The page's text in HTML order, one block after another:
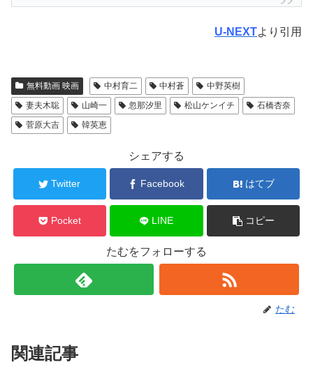
U-NEXTより引用
無料動画 映画 中村育二 中村蒼
中野英樹
妻夫木聡
山崎一 忽那汐里 松山ケンイチ
石橋杏奈
菅原大吉
韓英恵
シェアする
Twitter Facebook はてブ
Pocket LINE コピー
たむをフォローする
たむ
関連記事